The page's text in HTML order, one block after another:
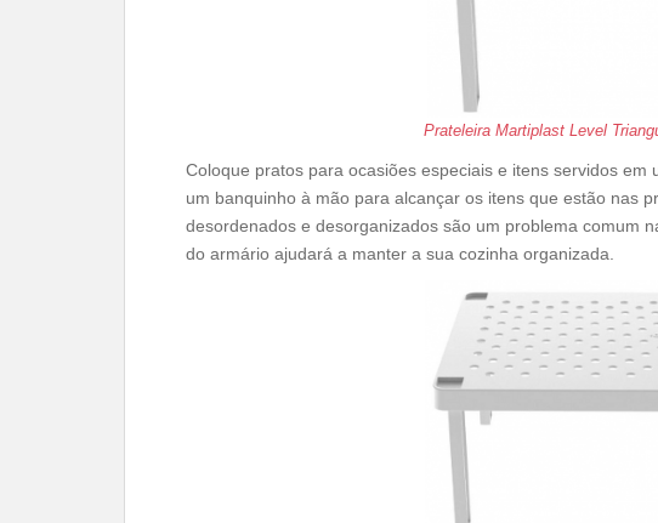
Prateleira Martiplast Level
Coloque pratos para ocasiões especiais e itens servidos em
um banquinho à mão para alcançar os itens que estão nas
desordenados e desorganizados são um problema comum
do armário ajudará a manter a sua cozinha organizada.